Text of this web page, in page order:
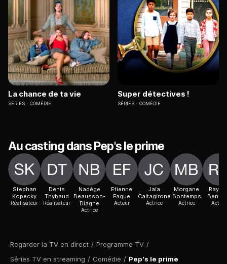
Regarder la TV en direct / Programme TV /
Séries TV en streaming / Comédie / Pep's le prime
La chance de ta vie
SÉRIES COMÉDIE
Super détectives !
SÉRIES COMÉDIE
Au casting dans Pep's le prime
Stephan
Kopecky
Réalisateur
Denis
Thybaud
Réalisateur
Nadège
Beausson-
Diagne
Actrice
Etienne
Fague
Acteur
Jaïa
Caltagirone
Actrice
Morgane
Bontemps
Actrice Acteur